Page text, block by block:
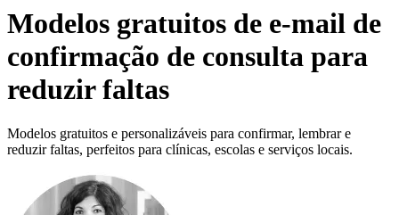
Modelos gratuitos de e-mail de
confirmação de consulta para
reduzir faltas
Modelos gratuitos e personalizáveis para confirmar, lembrar e
reduzir faltas, perfeitos para clínicas, escolas e serviços locais.